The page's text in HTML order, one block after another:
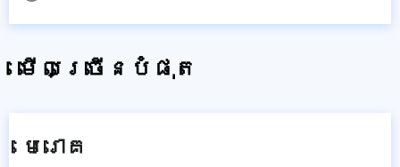
មើលច្រើនបំផុត
មេរោគ